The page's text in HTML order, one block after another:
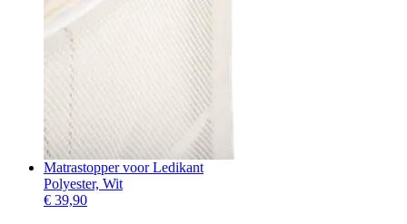
Matrastopper voor Ledikant
Polyester, Wit
€ 39,90